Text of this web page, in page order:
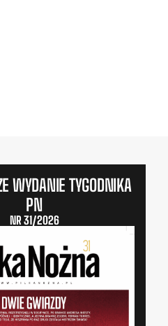
WYDANIE TYGODNIKA
PN
NR 31/2026